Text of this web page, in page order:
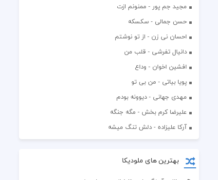
مجید جم پور - ممنونم ازت
حسن جمالی - سکسکه
احسان نی زن - از تو نوشتم
دانیال تفرشی - قلب من
افشين اخوان - وداع
پویا بیاتی - من بی تو
مهدی جهانی - دیوونه بودم
علیرضا کرم بخش - مگه جنگه
آرکا علیزاده - دلش تنگ میشه
بهترین های ملودیکا